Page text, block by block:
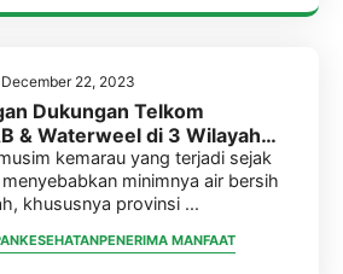
December 22, 2023
Dukungan Telkom
& Waterweel di 3 Wilayah
kemarau yang terjadi sejak
minimnya air bersih
khususnya provinsi ...
KESEHATANPENERIMA MANFAAT